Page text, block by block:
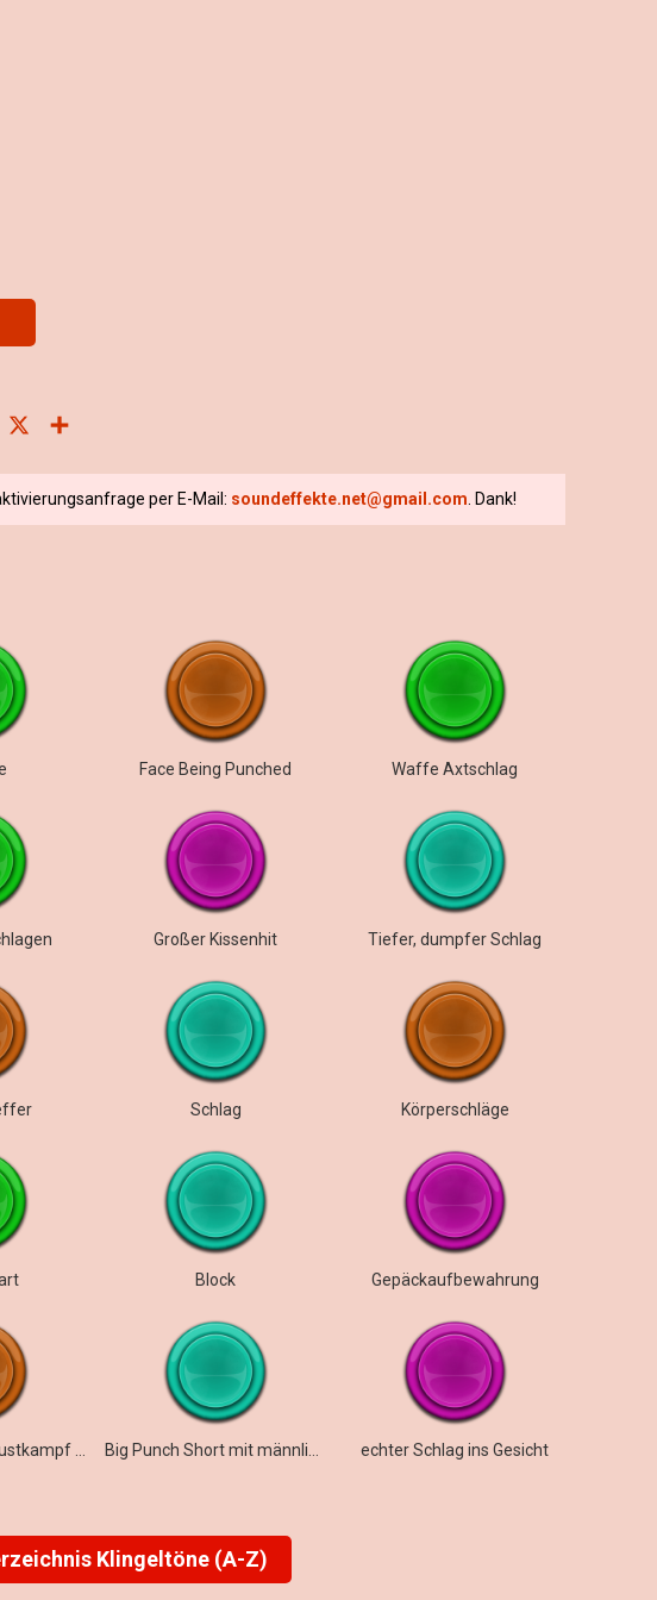
Skype
per E-Mail: soundeffekte.net@gmail.com . Dank!
Face Being Punched Waffe Axtschlag
Großer Kissenhit Tiefer, dumpfer Schlag
Schlag Körperschläge
Block Gepäckaufbewahrung
echter Schlag ins Gesicht
Klingeltöne (A-Z)